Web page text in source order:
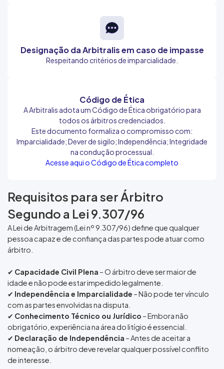
Designação da Arbitralis em caso de impasse
Respeitando critérios de imparcialidade.
Código de Ética
A Arbitralis adota um Código de Ética obrigatório para
todos os árbitros credenciados.
Este documento formaliza o compromisso com:
Imparcialidade; Dever de sigilo; Independência; Integridade
na condução processual.
Acesse aqui o Código de Ética completo
Requisitos para ser Árbitro
Segundo a Lei 9.307/96
A Lei de Arbitragem (Lei nº 9.307/96) define que qualquer
pessoa capaz e de confiança das partes pode atuar como
árbitro.
✔ Capacidade Civil Plena – O árbitro deve ser maior de
idade e não pode estar impedido legalmente.
✔ Independência e Imparcialidade – Não pode ter vínculo
com as partes envolvidas na disputa.
✔ Conhecimento Técnico ou Jurídico – Embora não
obrigatório, experiência na área do litígio é essencial.
✔ Declaração de Independência – Antes de aceitar a
nomeação, o árbitro deve revelar qualquer possível conflito
de interesse.